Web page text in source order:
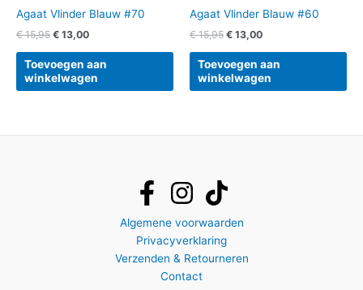
Agaat Vlinder Blauw #70
€15,95 € 13,00
Toevoegen aan
winkelwagen
Agaat Vlinder Blauw #60
€15,95 € 13,00
Toevoegen aan
winkelwagen
Algemene voorwaarden
Privacyverklaring
Verzenden & Retourneren
Contact